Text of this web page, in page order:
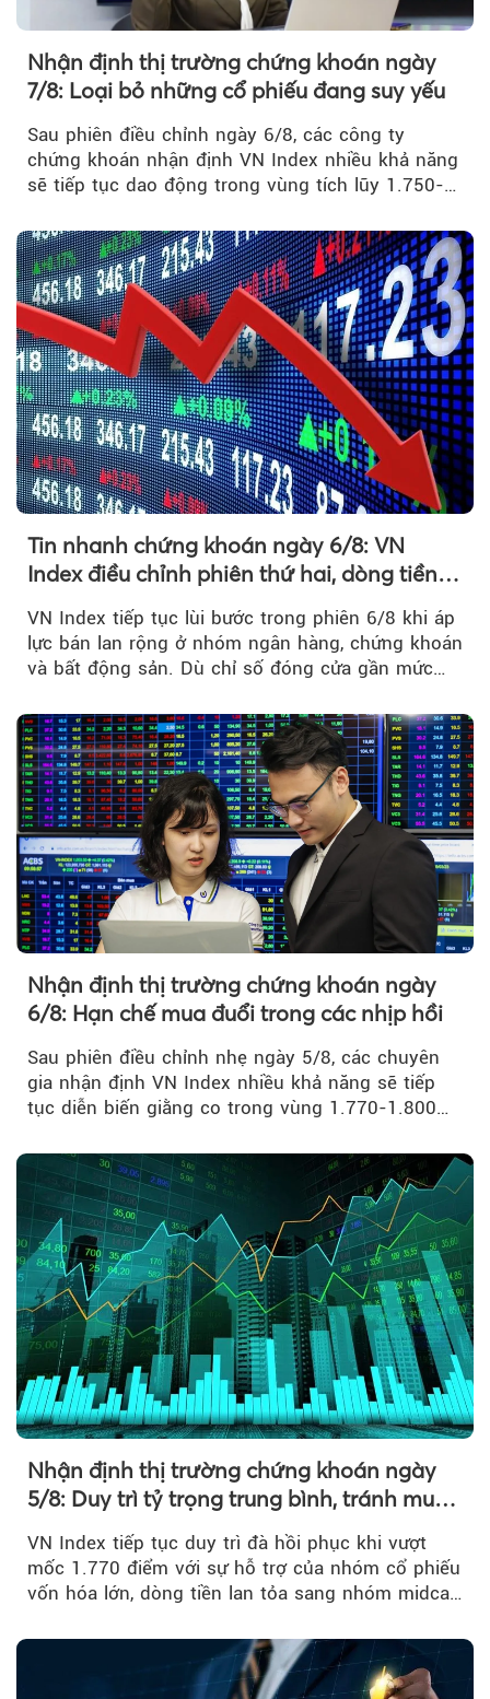
Nhận định thị trường chứng khoán ngày
7/8: Loại bỏ những cổ phiếu đang suy yếu
Sau phiên điều chỉnh ngày 6/8, các công ty
chứng khoán nhận định VN Index nhiều khả năng
sẽ tiếp tục dao động trong vùng tích lũy 1.750-
Tin nhanh chứng khoán ngày 6/8: VN
Index điều chỉnh phiên thứ hai, dòng tiền
chờ phản ứng tại vùng MA20
VN Index tiếp tục lùi bước trong phiên 6/8 khi áp
lực bán lan rộng ở nhóm ngân hàng, chứng khoán
và bất động sản. Dù chỉ số đóng cửa gần mức
Nhận định thị trường chứng khoán ngày
6/8: Hạn chế mua đuổi trong các nhịp hồi
Sau phiên điều chỉnh nhẹ ngày 5/8, các chuyên
gia nhận định VN Index nhiều khả năng sẽ tiếp
tục diễn biến giằng co trong vùng 1.770-1.800
Nhận định thị trường chứng khoán ngày
5/8: Duy trì tỷ trọng trung bình, tránh mua
VN Index tiếp tục duy trì đà hồi phục khi vượt
mốc 1.770 điểm với sự hỗ trợ của nhóm cổ phiếu
vốn hóa lớn, dòng tiền lan tỏa sang nhóm midcap